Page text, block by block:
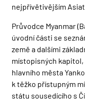
nejpřívětivějším
Průvodce Myanmar
úvodní části se
země a dalšími
místopisných
hlavního města
k těžko přístupným
státu sousedícího s